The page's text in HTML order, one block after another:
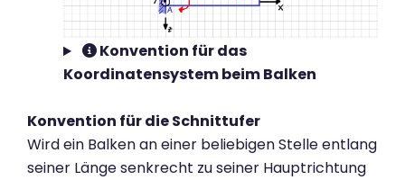
Konvention für das
Koordinatensystem beim Balken
Konvention für die Schnittufer
Wird ein Balken an einer beliebigen Stelle entlang
seiner Länge senkrecht zu seiner Hauptrichtung